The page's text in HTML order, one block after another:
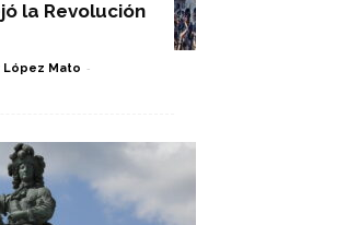
la Revolución
López Mato -